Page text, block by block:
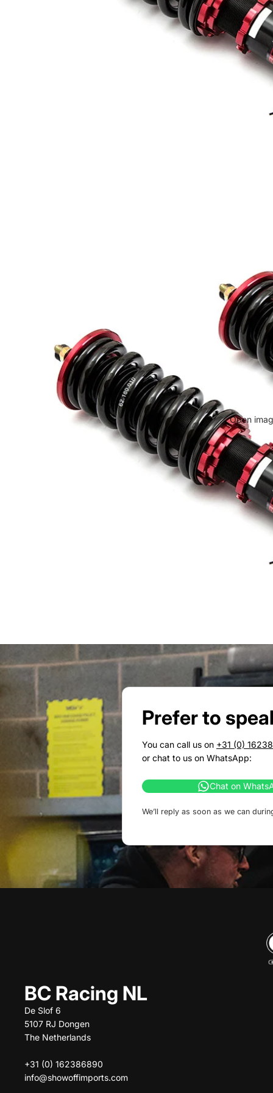
Open
Prefer to
You can call us on +31 (0)
or chat to us on WhatsApp:
Chat on
We’ll reply as soon as we can
BC Racing NL
De Slof 6
5107 RJ Dongen
The Netherlands
+31 (0) 162386890
info@showoffimports.com